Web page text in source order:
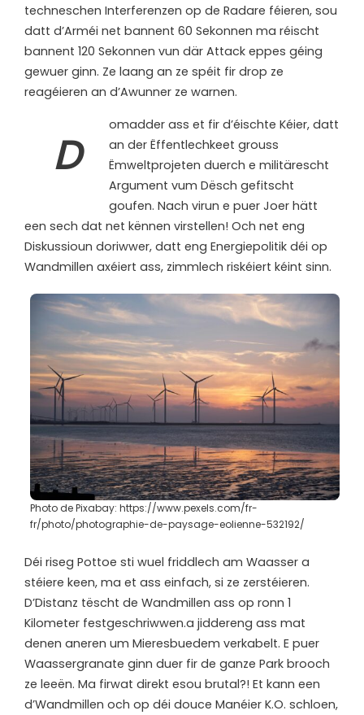
techneschen Interferenzen op de Radare féieren, sou
datt d’Arméi net bannent 60 Sekonnen ma réischt
bannent 120 Sekonnen vun där Attack eppes géing
gewuer ginn. Ze laang an ze spéit fir drop ze
reagéieren an d’Awunner ze warnen.
D
omadder ass et fir d’éischte Kéier, datt
an der Ëffentlechkeet grouss
Ëmweltprojeten duerch e militärescht
Argument vum Dësch gefitscht
goufen. Nach virun e puer Joer hätt
een sech dat net kënnen virstellen! Och net eng
Diskussioun doriwwer, datt eng Energiepolitik déi op
Wandmillen axéiert ass, zimmlech riskéiert kéint sinn.
Photo de Pixabay: https://www.pexels.com/fr-
fr/photo/photographie-de-paysage-eolienne-532192/
Déi riseg Pottoe sti wuel friddlech am Waasser a
stéiere keen, ma et ass einfach, si ze zerstéieren.
D’Distanz tëscht de Wandmillen ass op ronn 1
Kilometer festgeschriwwen.a jiddereng ass mat
denen aneren um Mieresbuedem verkabelt. E puer
Waassergranate ginn duer fir de ganze Park brooch
ze leeën. Ma firwat direkt esou brutal?! Et kann een
d’Wandmillen och op déi douce Manéier K.O. schloen,